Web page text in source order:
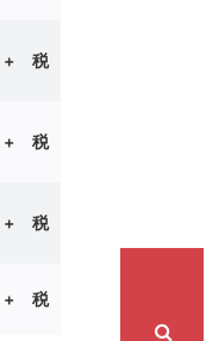
税
税
税
税